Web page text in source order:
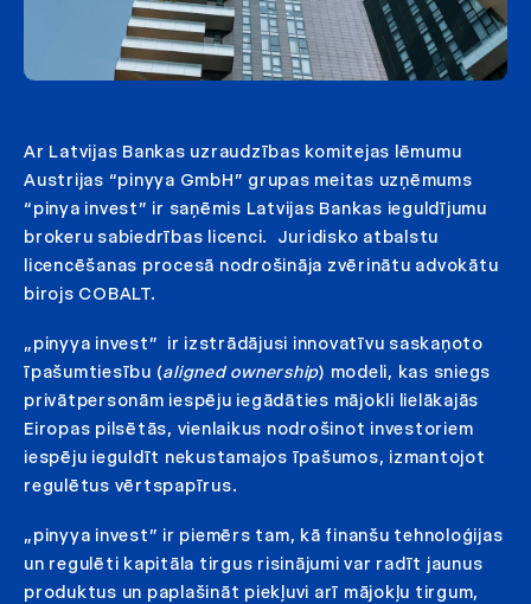
Ar Latvijas Bankas uzraudzības komitejas lēmumu
Austrijas “pinyya GmbH” grupas meitas uzņēmums
“pinya invest” ir saņēmis Latvijas Bankas ieguldījumu
brokeru sabiedrības licenci. Juridisko atbalstu
licencēšanas procesā nodrošināja zvērinātu advokātu
birojs COBALT.
„pinyya invest” ir izstrādājusi innovatīvu saskaņoto
īpašumtiesību (aligned ownership) modeli, kas sniegs
privātpersonām iespēju iegādāties mājokli lielākajās
Eiropas pilsētās, vienlaikus nodrošinot investoriem
iespēju ieguldīt nekustamajos īpašumos, izmantojot
regulētus vērtspapīrus.
„pinyya invest” ir piemērs tam, kā finanšu tehnoloģijas
un regulēti kapitāla tirgus risinājumi var radīt jaunus
produktus un paplašināt piekļuvi arī mājokļu tirgum,